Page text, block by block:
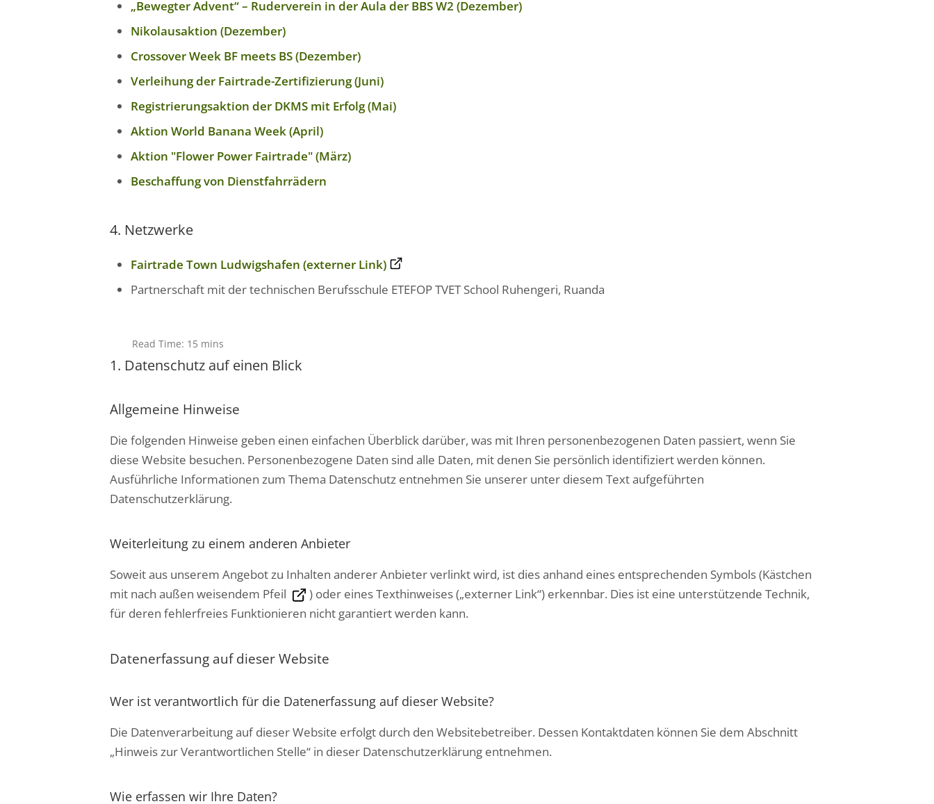
„Bewegter Advent“ – Ruderverein in der Aula der BBS W2 (Dezember)
Nikolausaktion (Dezember)
Crossover Week BF meets BS (Dezember)
Verleihung der Fairtrade-Zertifizierung (Juni)
Registrierungsaktion der DKMS mit Erfolg (Mai)
Aktion World Banana Week (April)
Aktion "Flower Power Fairtrade" (März)
Beschaffung von Dienstfahrrädern
4. Netzwerke
Fairtrade Town Ludwigshafen (externer Link)
Partnerschaft mit der technischen Berufsschule ETEFOP TVET School Ruhengeri, Ruanda
Read Time: 15 mins
1. Datenschutz auf einen Blick
Allgemeine Hinweise
Die folgenden Hinweise geben einen einfachen Überblick darüber, was mit Ihren personenbezogenen Daten passiert, wenn Sie
diese Website besuchen. Personenbezogene Daten sind alle Daten, mit denen Sie persönlich identifiziert werden können.
Ausführliche Informationen zum Thema Datenschutz entnehmen Sie unserer unter diesem Text aufgeführten
Datenschutzerklärung.
Weiterleitung zu einem anderen Anbieter
Soweit aus unserem Angebot zu Inhalten anderer Anbieter verlinkt wird, ist dies anhand eines entsprechenden Symbols (Kästchen
mit nach außen weisendem Pfeil
) oder eines Texthinweises („externer Link“) erkennbar. Dies ist eine unterstützende Technik,
für deren fehlerfreies Funktionieren nicht garantiert werden kann.
Datenerfassung auf dieser Website
Wer ist verantwortlich für die Datenerfassung auf dieser Website?
Die Datenverarbeitung auf dieser Website erfolgt durch den Websitebetreiber. Dessen Kontaktdaten können Sie dem Abschnitt
„Hinweis zur Verantwortlichen Stelle“ in dieser Datenschutzerklärung entnehmen.
Wie erfassen wir Ihre Daten?